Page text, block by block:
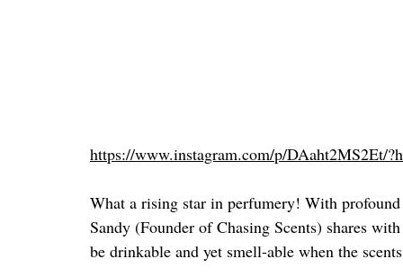
https://www.instagram.com/p/DAaht2MS2Et/
What a rising star in perfumery! With
Sandy (Founder of Chasing Scents) shares
be drinkable and yet smell-able when the